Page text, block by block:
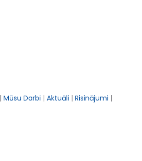
| Mūsu Darbi | Aktuāli | Risinājumi |